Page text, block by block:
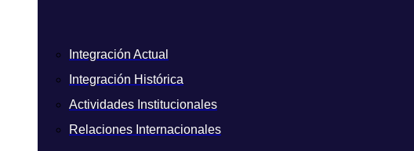
Integración Actual
Integración Histórica
Actividades Institucionales
Relaciones Internacionales